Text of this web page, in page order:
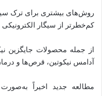
روش‌های بیشتری برای ترک
کم‌خطرتر از سیگار الکترونیکی
از جمله محصولات جایگزین
آدامس نیکوتین، قرص‌ها و